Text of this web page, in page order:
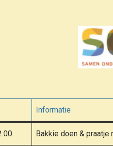
Informatie
Bakkie doen & praatje